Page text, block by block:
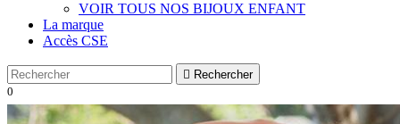
VOIR TOUS NOS BIJOUX ENFANT
La marque
Accès CSE
 Rechercher
0